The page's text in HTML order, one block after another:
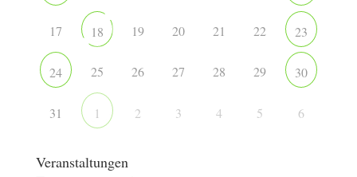
17 18 19 20 21 22 23
24 25 26 27 28 29 30
31 1 2 3 4 5 6
Veranstaltungen